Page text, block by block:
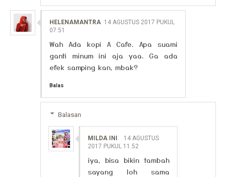
HELENAMANTRA 14 AGUSTUS 2017 PUKUL
07.51
Wah Ada kopi A Cafe. Apa suami
ganti minum ini aja yaa. Ga ada
efek samping kan, mbak?
Balas
Balasan
MILDA INI
14 AGUSTUS
2017 PUKUL 11.52
iya, bisa bikin tambah
sayang loh sama